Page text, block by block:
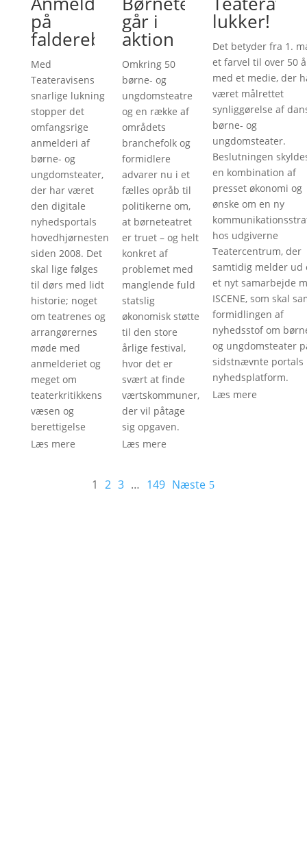
på
falderebet
Med
Teateravisens
snarlige lukning
stopper det
omfangsrige
anmelderi af
børne- og
ungdomsteater,
der har været
den digitale
nyhedsportals
hovedhjørnesten
siden 2008. Det
skal lige følges
til dørs med lidt
historie; noget
om teatrenes og
arrangørernes
møde med
anmelderiet og
meget om
teaterkritikkens
væsen og
berettigelse
Læs mere
går i
aktion
Omkring 50
børne- og
ungdomsteatre
og en række af
områdets
branchefolk og
formidlere
advarer nu i et
fælles opråb til
politikerne om,
at børneteatret
er truet – og helt
konkret af
problemet med
manglende fuld
statslig
økonomisk støtte
til den store
årlige festival,
hvor det er
svært at finde
værtskommuner,
der vil påtage
sig opgaven.
Læs mere
lukker!
Det betyder fra 1.
et farvel til over 50
med et medie, der
været målrettet
synliggørelse af
børne- og
ungdomsteater.
Beslutningen
en kombination af
presset økonomi og
ønske om en ny
hos udgiverne
Teatercentrum, der
samtidig melder ud
et nyt samarbejde
ISCENE, som skal
formidlingen af
nyhedsstof om
og ungdomsteater
sidstnævnte portals
nyhedsplatform.
Læs mere
1 2 3 … 149 Næste